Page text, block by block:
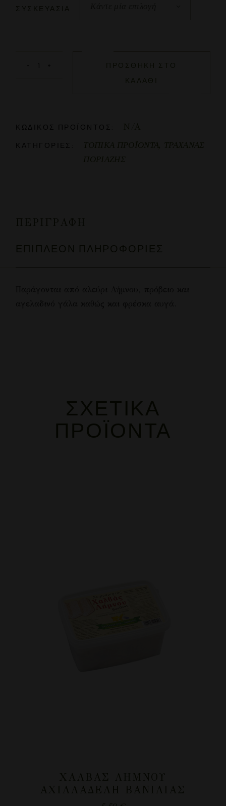
ΣΥΣΚΕΥΑΣΊΑ
ΠΡΟΣΘΉΚΗ ΣΤΟ
ΚΑΛΆΘΙ
ΚΩΔΙΚΌΣ ΠΡΟΪΌΝΤΟΣ: N/A
ΚΑΤΗΓΟΡΊΕΣ: ΤΟΠΙΚΑ ΠΡΟΪΟΝΤΑ, ΤΡΑΧΑΝΑΣ
ΠΟΡΙΑΖΗΣ
ΠΕΡΙΓΡΑΦΉ
ΕΠΙΠΛΈΟΝ ΠΛΗΡΟΦΟΡΊΕΣ
ΣΧΕΤΙΚΆ
ΠΡΟΪΌΝΤΑ
ΧΑΛΒΆΣ ΛΉΜΝΟΥ
ΑΧΙΛΛΑΔΈΛΗ ΒΑΝΊΛΙΑΣ